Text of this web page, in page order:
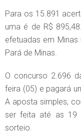
Para os 15.891
uma é de R$
efetuadas em Minas
Pará de Minas.
O concurso 2.696
feira (05) e pagará
A aposta simples,
ser feita até as 19
sorteio.